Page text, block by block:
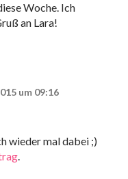
Woche. Ich
an Lara!
um 09:16
wieder mal dabei ;)
.